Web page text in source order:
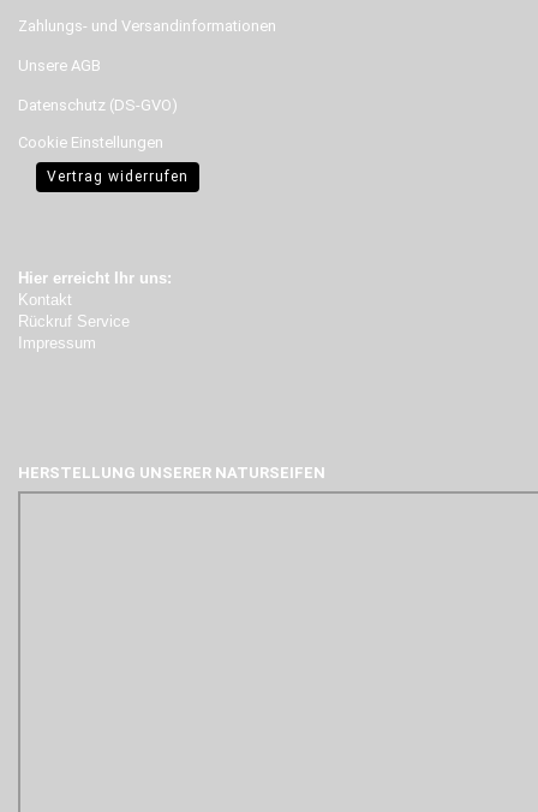
Zahlungs- und Versandinformationen
Unsere AGB
Datenschutz (DS-GVO)
Cookie Einstellungen
Vertrag widerrufen
Hier erreicht Ihr uns:
Kontakt
Rückruf Service
Impressum
HERSTELLUNG UNSERER NATURSEIFEN